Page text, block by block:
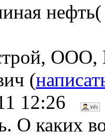
ООО,
(
12:26
О каких